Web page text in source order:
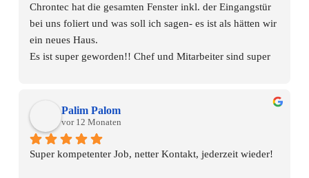
Kommunikation war von Anfang an vorbildlich – schnell,
kompetent und immer freundlich. Alle Fragen wurden
umfassend beantwortet, und die Abwicklung verlief
absolut reibungslos.
sucht und Wert auf zuverlässigen Service legt, ist bei
Chrontec bestens aufgehoben. Immer wieder gerne –
absolute Empfehlung!
Chrontec hat die gesamten Fenster inkl. der Eingangstür
bei uns foliert und was soll ich sagen- es ist als hätten wir
ein neues Haus.
Es ist super geworden!! Chef und Mitarbeiter sind super
wirklich👍🏻 Wir sind total begeistert und bereits von den
Nachbarn in der Straße angesprochen worden, die auch
Interesse haben.
Palim Palom
vor 12 Monaten
Super kompetenter Job, netter Kontakt, jederzeit wieder!